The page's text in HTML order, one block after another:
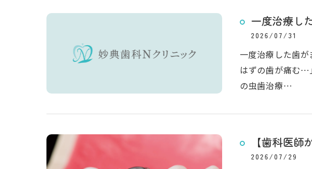
一度治療し
2026/07/31
一度治療した歯
はずの歯が痛む…
の虫歯治療…
【歯科医
2026/07/29